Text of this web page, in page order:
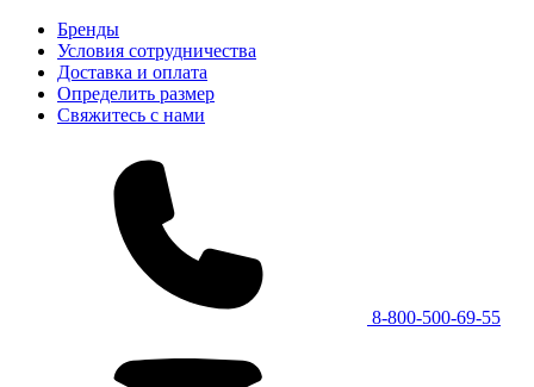
Бренды
Условия сотрудничества
Доставка и оплата
Определить размер
Свяжитесь с нами
8-800-500-69-55